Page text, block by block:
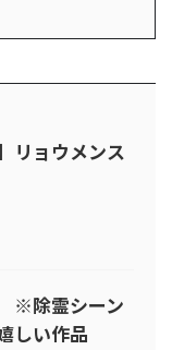
リョウメンス
※除霊シーン
しい作品